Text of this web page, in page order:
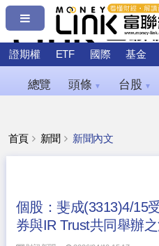
證期權 ETF 國際 基金
總覽 頭條 ▼ 台股 ▼
首頁 新聞 新聞內文
個股：斐成(3313)4/15
券與IR Trust共同舉辦